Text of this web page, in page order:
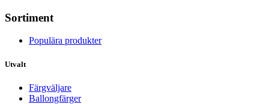
Sortiment
Populära produkter
Utvalt
Färgväljare
Ballongfärger